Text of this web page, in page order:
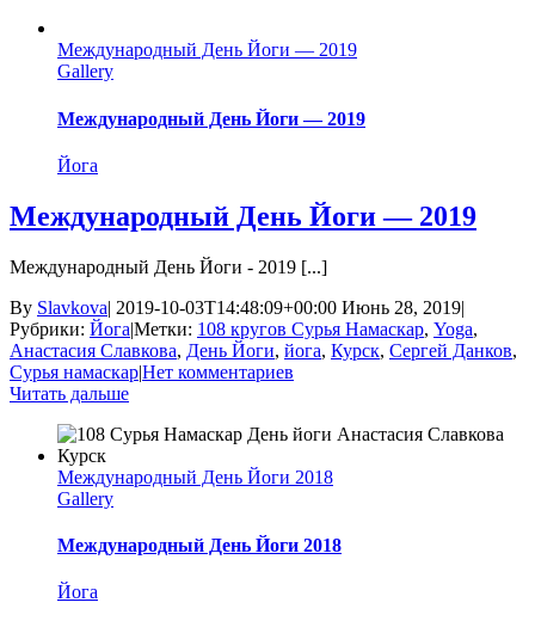
Международный День Йоги — 2019
Gallery
Международный День Йоги — 2019
Йога
Международный День Йоги — 2019
Международный День Йоги - 2019 [...]
By Slavkova| 2019-10-03T14:48:09+00:00 Июнь 28, 2019|
Рубрики: Йога|Метки: 108 кругов Сурья Намаскар, Yoga,
Анастасия Славкова, День Йоги, йога, Курск, Сергей Данков,
Сурья намаскар|Нет комментариев
Читать дальше
Международный День Йоги 2018
Gallery
Международный День Йоги 2018
Йога